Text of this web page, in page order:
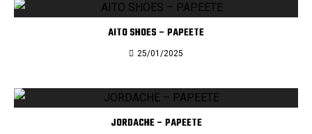
AITO SHOES – PAPEETE
25/01/2025
JORDACHE – PAPEETE